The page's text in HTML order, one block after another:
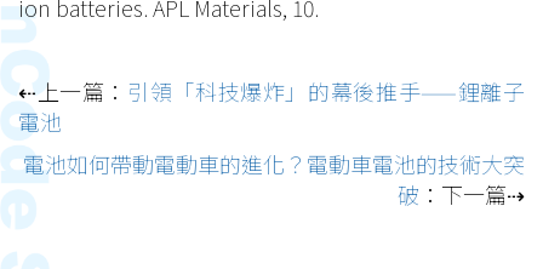
ion batteries. APL Materials, 10.
⇠上一篇： 引領「科技爆炸」的幕後推手——鋰離子
電池
電池如何帶動電動車的進化？電動車電池的技術大突
破 ：下一篇⇢